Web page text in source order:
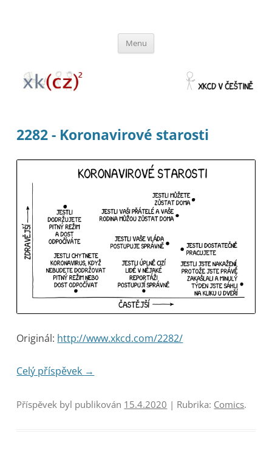
Menu Přejít
2282 - Koronavirové starosti
Originál: http://www.xkcd.com/2282/
Celý příspěvek →
Příspěvek byl publikován 15.4.2020 | Rubrika: Comics.